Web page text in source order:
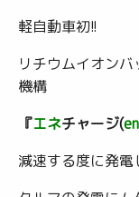
軽自動車初!!
リチウムイオン
機構
『エネチャージ(
減速する度に発電